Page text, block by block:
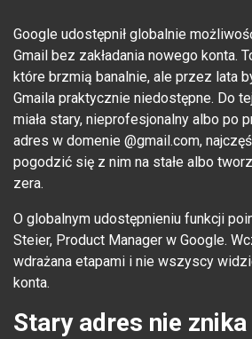
Google udostępnił globalnie
Gmail bez zakładania nowego konta.
które brzmią banalnie, ale przez lata
Gmaila praktycznie niedostępne. Do
miała stary, nieprofesjonalny albo po
adres w domenie @gmail.com,
pogodzić się z nim na stałe albo
zera.
O globalnym udostępnieniu funkcji
Steier, Product Manager w Google.
wdrażana etapami i nie wszyscy
konta.
Stary adres nie znika